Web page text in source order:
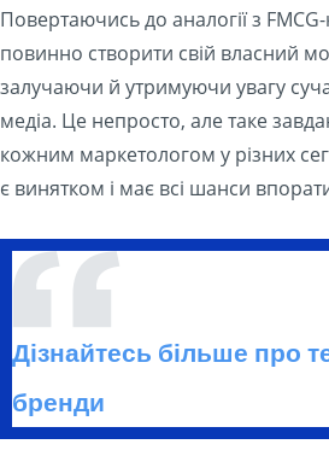
Повертаючись до аналогії з
повинно створити свій власний
залучаючи й утримуючи увагу
медіа. Це непросто, але таке
кожним маркетологом у різних
є винятком і має всі шанси
Дізнайтесь більше про
бренди